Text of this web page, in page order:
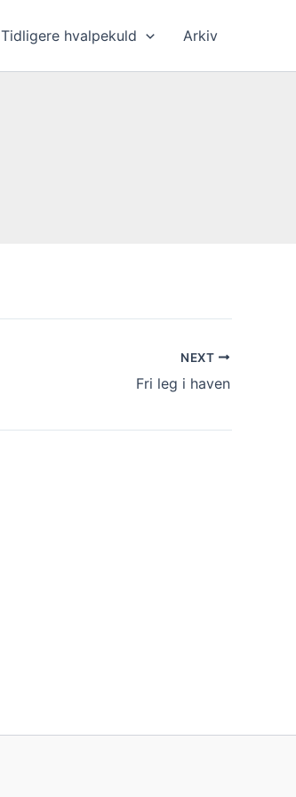
Tidligere hvalpekuld Arkiv
NEXT
Fri leg i haven